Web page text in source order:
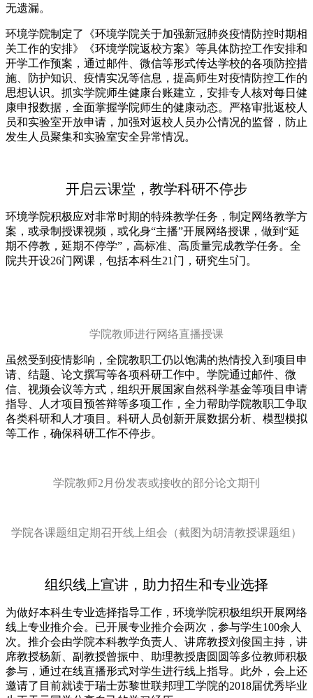
无遗漏。
环境学院制定了《环境学院关于加强新冠肺炎疫情防控时期相
关工作的安排》《环境学院返校方案》等具体防控工作安排和
开学工作预案，通过邮件、微信等形式传达学校的各项防控措
施、防护知识、疫情实况等信息，提高师生对疫情防控工作的
思想认识。抓实学院师生健康台账建立，安排专人核对每日健
康申报数据，全面掌握学院师生的健康动态。严格审批返校人
员和实验室开放申请，加强对返校人员办公情况的监督，防止
发生人员聚集和实验室安全异常情况。
开启云课堂，教学科研不停步
环境学院积极应对非常时期的特殊教学任务，制定网络教学方
案，或录制授课视频，或化身“主播”开展网络授课，做到“延
期不停教，延期不停学”，高标准、高质量完成教学任务。全
院共开设26门网课，包括本科生21门，研究生5门。
学院教师进行网络直播授课
虽然受到疫情影响，全院教职工仍以饱满的热情投入到项目申
请、结题、论文撰写等各项科研工作中。学院通过邮件、微
信、视频会议等方式，组织开展国家自然科学基金等项目申请
指导、人才项目预答辩等多项工作，全力帮助学院教职工争取
各类科研和人才项目。科研人员创新开展数据分析、模型模拟
等工作，确保科研工作不停步。
学院教师2月份发表或接收的部分论文期刊
学院各课题组定期召开线上组会（截图为胡清教授课题组）
组织线上宣讲，助力招生和专业选择
为做好本科生专业选择指导工作，环境学院积极组织开展网络
线上专业推介会。已开展专业推介会两次，参与学生100余人
次。推介会由学院本科教学负责人、讲席教授刘俊国主持，讲
席教授杨新、副教授曾振中、助理教授唐圆圆等多位教师积极
参与，通过在线直播形式对学生进行线上指导。此外，会上还
邀请了目前就读于瑞士苏黎世联邦理工学院的2018届优秀毕业